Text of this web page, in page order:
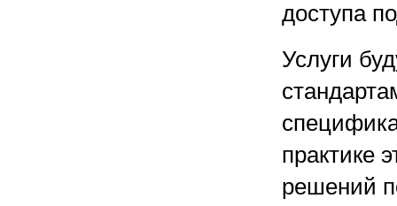
доступа
Услуги
практике
решений